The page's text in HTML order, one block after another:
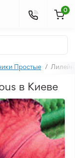
0
Простые
в Киеве